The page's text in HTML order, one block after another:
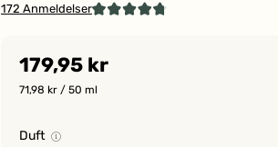
Vurderet
af
stjerner
172 Anmeldelser
179,95 kr
71,98 kr / 50 ml
Duft